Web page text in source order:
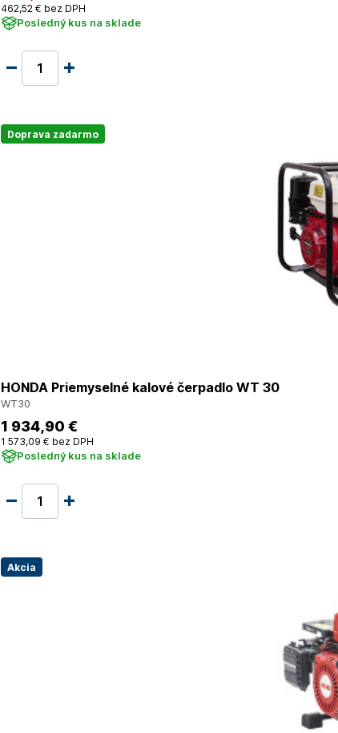
462,52 € bez DPH
Posledný kus na sklade
Doprava zadarmo
HONDA Priemyselné kalové čerpadlo WT 30
WT30
1 934,90 €
1 573,09 € bez DPH
Posledný kus na sklade
Akcia